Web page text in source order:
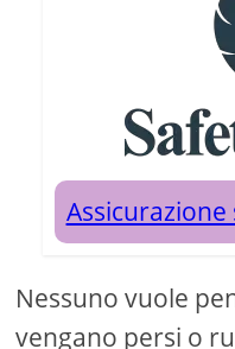
Nessuno vuole
vengano persi o